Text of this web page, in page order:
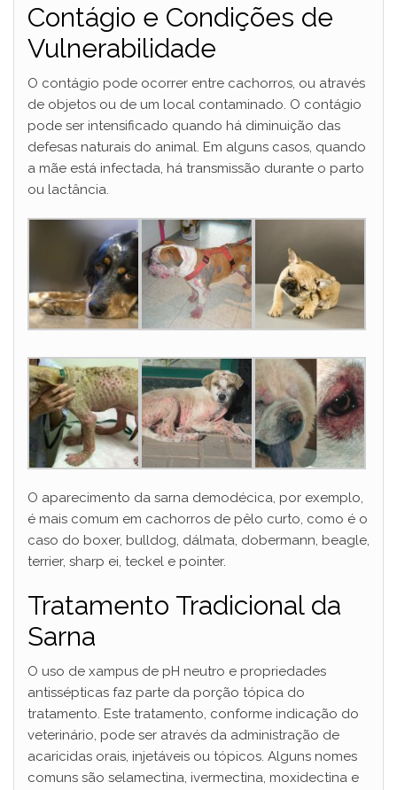
Contágio e Condições de
Vulnerabilidade
O contágio pode ocorrer entre cachorros, ou através
de objetos ou de um local contaminado. O contágio
pode ser intensificado quando há diminuição das
defesas naturais do animal. Em alguns casos, quando
a mãe está infectada, há transmissão durante o parto
ou lactância.
O aparecimento da sarna demodécica, por exemplo,
é mais comum em cachorros de pêlo curto, como é o
caso do boxer, bulldog, dálmata, dobermann, beagle,
terrier, sharp ei, teckel e pointer.
Tratamento Tradicional da
Sarna
O uso de xampus de pH neutro e propriedades
antissépticas faz parte da porção tópica do
tratamento. Este tratamento, conforme indicação do
veterinário, pode ser através da administração de
acaricidas orais, injetáveis ou tópicos. Alguns nomes
comuns são selamectina, ivermectina, moxidectina e